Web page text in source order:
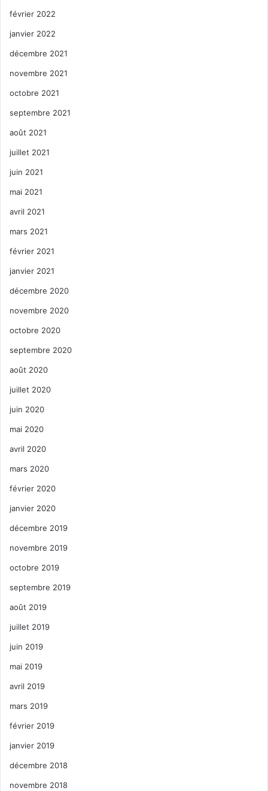
février 2022
janvier 2022
décembre 2021
novembre 2021
octobre 2021
septembre 2021
août 2021
juillet 2021
juin 2021
mai 2021
avril 2021
mars 2021
février 2021
janvier 2021
décembre 2020
novembre 2020
octobre 2020
septembre 2020
août 2020
juillet 2020
juin 2020
mai 2020
avril 2020
mars 2020
février 2020
janvier 2020
décembre 2019
novembre 2019
octobre 2019
septembre 2019
août 2019
juillet 2019
juin 2019
mai 2019
avril 2019
mars 2019
février 2019
janvier 2019
décembre 2018
novembre 2018